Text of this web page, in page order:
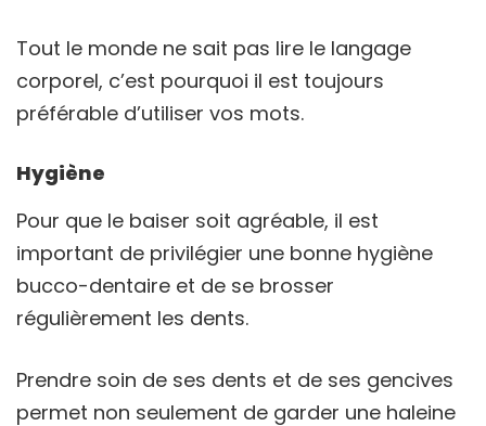
Tout le monde ne sait pas lire le langage
corporel, c’est pourquoi il est toujours
préférable d’utiliser vos mots.
Hygiène
Pour que le baiser soit agréable, il est
important de privilégier une bonne hygiène
bucco-dentaire et de se brosser
régulièrement les dents.
Prendre soin de ses dents et de ses gencives
permet non seulement de garder une haleine